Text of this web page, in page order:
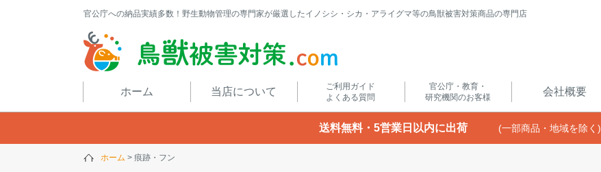
官公庁への納品実績多数！野生動物管理の専門家が厳選したイノシシ・シカ・アライグマ等の鳥獣被害対策商品の専門店
ホーム 当店について
ご利用ガイド
よくある質問
官公庁・教育・
研究機関のお客様
会社概要
送料無料・5営業日以内に出荷 (一部商品・地域を除く)
ホーム 痕跡・フン